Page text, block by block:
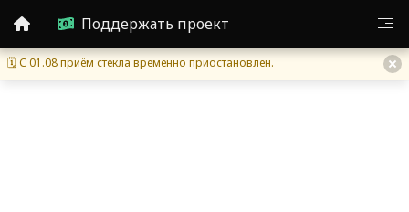
Поддержать проект
🗓 С 01.08 приём стекла временно приостановлен.